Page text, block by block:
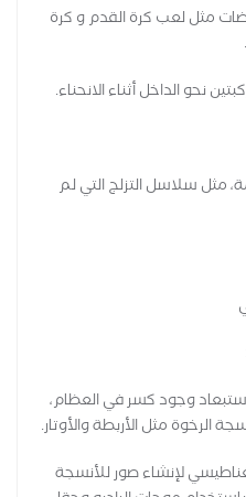
مثل لعب كرة القدم و كرة
نحو الداخل أثناء الانحناء.
مثل سلاسل التزلج التي لم
وجود كسر في العظام،
الرخوة مثل الأربطة والأوتار.
لإنشاء صور للأنسجة